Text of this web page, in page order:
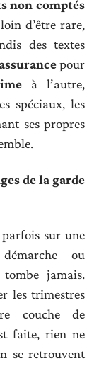
non comptés
d’être rare,
des textes
pour
à l’autre,
spéciaux, les
ses propres
de la garde
sur une
ou
jamais.
les trimestres
couche de
faite, rien ne
se retrouvent